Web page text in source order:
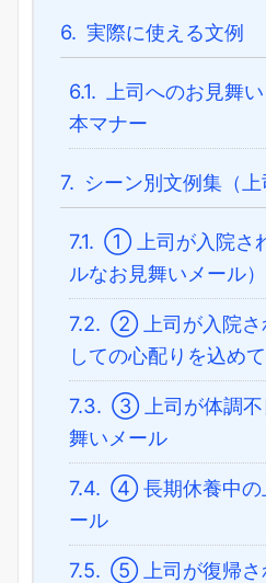
6. 実際に使える文例
6.1.
上司へのお見舞
本マナー
7. シーン別文例集（上
7.1. ① 上司が入院さ
ルなお見舞いメール）
7.2. ② 上司が入院さ
しての心配りを込めて
7.3. ③ 上司が体調不
舞いメール
7.4. ④ 長期休養中の
ール
7.5. ⑤ 上司が復帰さ